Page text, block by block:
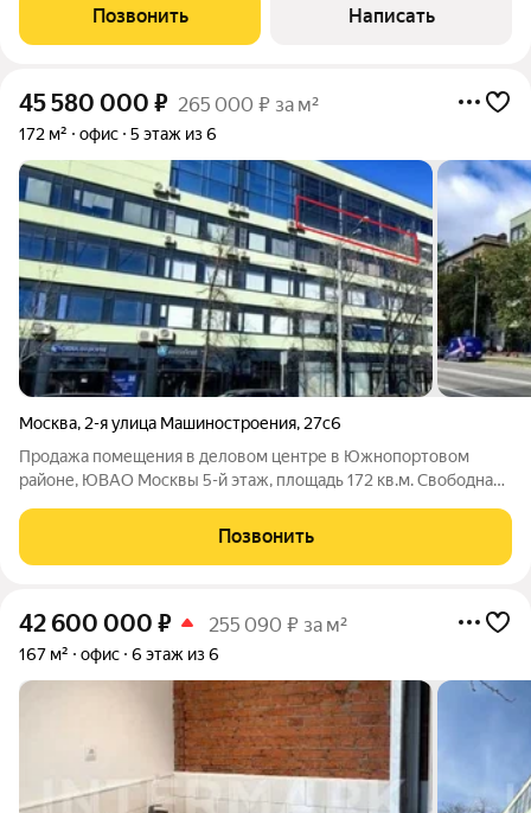
светлый офис площадью 167 м2. Выполнен новый ремонт в
современном стиле лофт. Первая линия домов,
Позвонить Написать
45 580 000 ₽ 265 000 ₽ за м²
172 м² офис 5 этаж из 6
Москва, 2-я улица Машиностроения, 27с6
Продажа помещения в деловом центре в Южнопортовом
районе, ЮВАО Москвы 5-й этаж, площадь 172 кв.м. Свободная
Преимущества: Пешая доступность от МЦК «Угрешская» и ст.
м «Дубровка» Остановка
Позвонить
42 600 000 ₽ 255 090 ₽ за м²
167 м² офис 6 этаж из 6